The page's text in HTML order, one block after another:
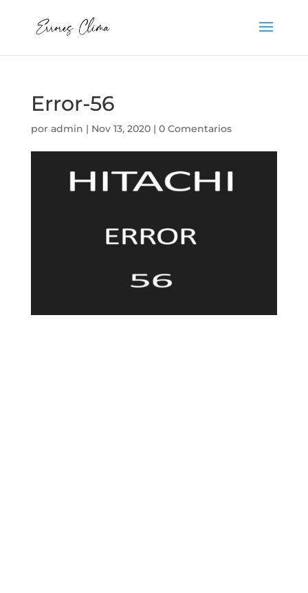
Error-56
por admin | Nov 13, 2020| 0 Comentarios